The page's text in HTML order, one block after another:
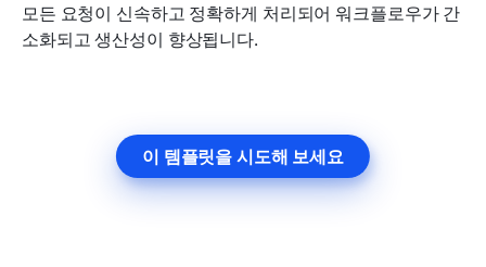
모든 요청이 신속하고 정확하게 처리되어 워크플로우가 간
소화되고 생산성이 향상됩니다.
이 템플릿을 시도해 보세요